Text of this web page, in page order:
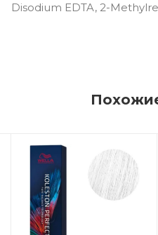
Disodium EDTA, 2-